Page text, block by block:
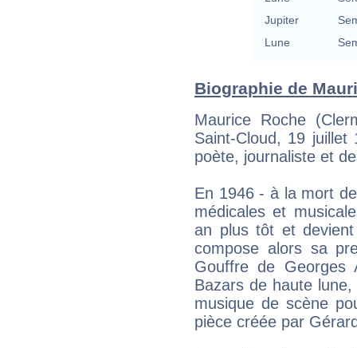
Jupiter
Lune
Biographie de
Maurice Roche
Saint-Cloud, 19 juillet
poète, journaliste et
En 1946 - à la mort
médicales et
an plus tôt et
compose alors sa
Gouffre de Georges
Bazars de haute
musique de scène
pièce créée par